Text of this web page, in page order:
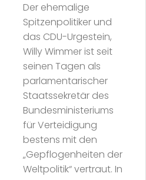
Der ehemalige
Spitzenpolitiker und
das CDU-Urgestein,
Willy Wimmer ist seit
seinen Tagen als
parlamentarischer
Staatssekretär des
Bundesministeriums
für Verteidigung
bestens mit den
„Gepflogenheiten der
Weltpolitik“ vertraut. In